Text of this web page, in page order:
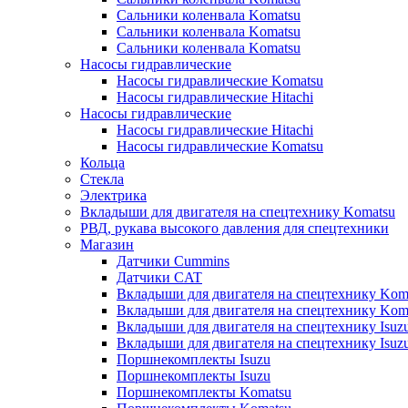
Сальники коленвала Komatsu
Сальники коленвала Komatsu
Сальники коленвала Komatsu
Насосы гидравлические
Насосы гидравлические Komatsu
Насосы гидравлические Hitachi
Насосы гидравлические
Насосы гидравлические Hitachi
Насосы гидравлические Komatsu
Кольца
Стекла
Электрика
Вкладыши для двигателя на спецтехнику Komatsu
РВД, рукава высокого давления для спецтехники
Магазин
Датчики Cummins
Датчики CAT
Вкладыши для двигателя на спецтехнику
Вкладыши для двигателя на спецтехнику
Вкладыши для двигателя на спецтехнику
Вкладыши для двигателя на спецтехнику
Поршнекомплекты Isuzu
Поршнекомплекты Isuzu
Поршнекомплекты Komatsu